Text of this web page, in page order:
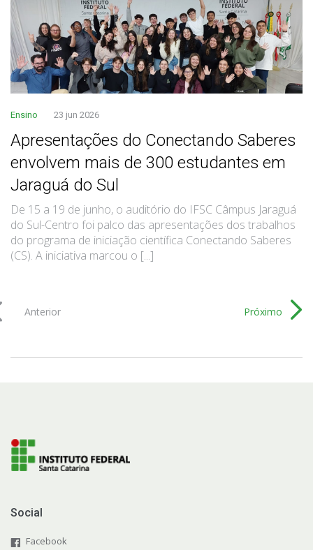
Ensino 23 jun 2026
Apresentações do Conectando Saberes
envolvem mais de 300 estudantes em
Jaraguá do Sul
De 15 a 19 de junho, o auditório do IFSC Câmpus Jaraguá
do Sul-Centro foi palco das apresentações dos trabalhos
do programa de iniciação científica Conectando Saberes
(CS). A iniciativa marcou o [...]
Anterior Próximo
Social
Facebook